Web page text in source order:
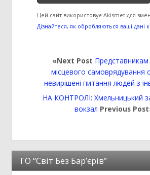
Цей сайт використовує Akismet для
Дізнайтеся, як обробляються ваші дані
«Next Post Представникам
місцевого самоврядування
невирішені питання людей з
НА КОНТРОЛІ: Хмельницький
вокзал Previous
ГО “Світ Без Бар’єрів”